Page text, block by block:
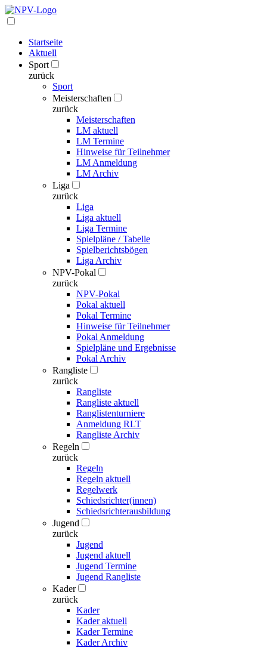
Startseite
Aktuell
Sport
zurück
Sport
Meisterschaften
zurück
Meisterschaften
LM aktuell
LM Termine
Hinweise für Teilnehmer
LM Anmeldung
LM Archiv
Liga
zurück
Liga
Liga aktuell
Liga Termine
Spielpläne / Tabelle
Spielberichtsbögen
Liga Archiv
NPV-Pokal
zurück
NPV-Pokal
Pokal aktuell
Pokal Termine
Hinweise für Teilnehmer
Pokal Anmeldung
Spielpläne und Ergebnisse
Pokal Archiv
Rangliste
zurück
Rangliste
Rangliste aktuell
Ranglistenturniere
Anmeldung RLT
Rangliste Archiv
Regeln
zurück
Regeln
Regeln aktuell
Regelwerk
Schiedsrichter(innen)
Schiedsrichterausbildung
Jugend
zurück
Jugend
Jugend aktuell
Jugend Termine
Jugend Rangliste
Kader
zurück
Kader
Kader aktuell
Kader Termine
Kader Archiv